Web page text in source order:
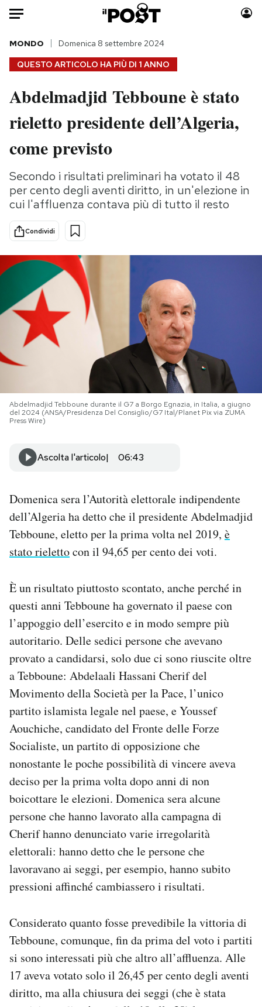
Auto
HOME
Italia
Politica
Tecnologia
Scienza
Cultura
Sport
Moda
Consumismi
Media
Europa
PODCAST
NEWSLETTER
I MIEI PREFERITI
SHOP
Area Personale
Newsletter
Notifiche mobile
Regala il Post
QUESTO ARTICOLO HA PIÙ DI 1 ANNO
MONDO Domenica 8 settembre 2024
Abdelmadjid Tebboune è stato
rieletto presidente dell’Algeria,
come previsto
Secondo i risultati preliminari ha votato il 48
per cento degli aventi diritto, in un'elezione in
cui l'affluenza contava più di tutto il resto
Condividi
Abdelmadjid Tebboune durante il G7 a Borgo Egnazia, in Italia, a giugno
del 2024 (ANSA/Presidenza Del Consiglio/G7 Ital/Planet Pix via ZUMA
Press Wire)
Ascolta l'articolo 06:43
Domenica sera l’Autorità elettorale indipendente
dell’Algeria ha detto che il presidente Abdelmadjid
Tebboune, eletto per la prima volta nel 2019, è
stato rielettocon il 94,65 per cento dei voti.
È un risultato piuttosto scontato, anche perché in
questi anni Tebboune ha governato il paese con
l’appoggio dell’esercito e in modo sempre più
autoritario. Delle sedici persone che avevano
provato a candidarsi, solo due ci sono riuscite oltre
a Tebboune: Abdelaali Hassani Cherif del
Movimento della Società per la Pace, l’unico
partito islamista legale nel paese, e Youssef
Aouchiche, candidato del Fronte delle Forze
Socialiste, un partito di opposizione che
nonostante le poche possibilità di vincere aveva
deciso per la prima volta dopo anni di non
boicottare le elezioni. Domenica sera alcune
persone che hanno lavorato alla campagna di
Cherif hanno denunciato varie irregolarità
elettorali: hanno detto che le persone che
lavoravano ai seggi, per esempio, hanno subito
pressioni affinché cambiassero i risultati.
Considerato quanto fosse prevedibile la vittoria di
Tebboune, comunque, fin da prima del voto i partiti
si sono interessati più che altro all’affluenza. Alle
17 aveva votato solo il 26,45 per cento degli aventi
diritto, ma alla chiusura dei seggi (che è stata